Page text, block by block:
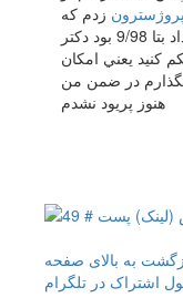
پروژسترون زدم كه
هنوز نشدم دوباره تست بتا دادم امروز 30 مرداد بتا 9/98 بود دكتر
يعني امكان
در ضمن من
هنوز پريود نشدم
به بالای صفحه
اشتراک در تلگرام